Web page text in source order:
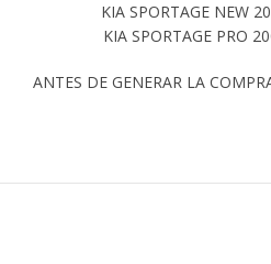
KIA SPORTAGE NEW
KIA SPORTAGE PRO
ANTES DE GENERAR LA